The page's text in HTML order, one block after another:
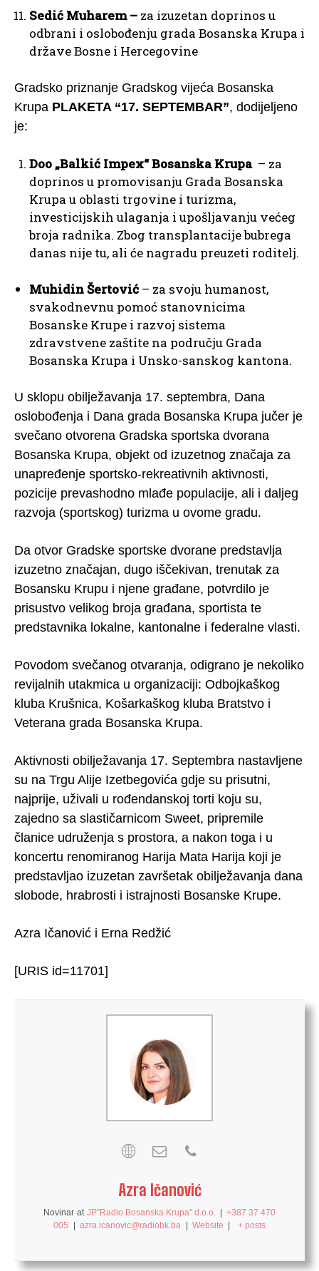
Sedić Muharem – za izuzetan doprinos u
odbrani i oslobođenju grada Bosanska Krupa i
države Bosne i Hercegovine
Gradsko priznanje Gradskog vijeća Bosanska
Krupa PLAKETA “17. SEPTEMBAR”, dodijeljeno
je:
Doo „Balkić Impex“ Bosanska Krupa – za
doprinos u promovisanju Grada Bosanska
Krupa u oblasti trgovine i turizma,
investicijskih ulaganja i upošljavanju većeg
broja radnika. Zbog transplantacije bubrega
danas nije tu, ali će nagradu preuzeti roditelj.
Muhidin Šertović – za svoju humanost,
svakodnevnu pomoć stanovnicima
Bosanske Krupe i razvoj sistema
zdravstvene zaštite na području Grada
Bosanska Krupa i Unsko-sanskog kantona.
U sklopu obilježavanja 17. septembra, Dana
oslobođenja i Dana grada Bosanska Krupa jučer je
svečano otvorena Gradska sportska dvorana
Bosanska Krupa, objekt od izuzetnog značaja za
unapređenje sportsko-rekreativnih aktivnosti,
pozicije prevashodno mlađe populacije, ali i daljeg
razvoja (sportskog) turizma u ovome gradu.
Da otvor Gradske sportske dvorane predstavlja
izuzetno značajan, dugo iščekivan, trenutak za
Bosansku Krupu i njene građane, potvrdilo je
prisustvo velikog broja građana, sportista te
predstavnika lokalne, kantonalne i federalne vlasti.
Povodom svečanog otvaranja, odigrano je nekoliko
revijalnih utakmica u organizaciji: Odbojkaškog
kluba Krušnica, Košarkaškog kluba Bratstvo i
Veterana grada Bosanska Krupa.
Aktivnosti obilježavanja 17. Septembra nastavljene
su na Trgu Alije Izetbegovića gdje su prisutni,
najprije, uživali u rođendanskoj torti koju su,
zajedno sa slastičarnicom Sweet, pripremile
članice udruženja s prostora, a nakon toga i u
koncertu renomiranog Harija Mata Harija koji je
predstavljao izuzetan završetak obilježavanja dana
slobode, hrabrosti i istrajnosti Bosanske Krupe.
Azra Ičanović i Erna Redžić
[URIS id=11701]
Azra Ičanović
Novinar at JP"Radio Bosanska Krupa" d.o.o.
+387 37 470
005
azra.icanovic@radiobk.ba Website + posts